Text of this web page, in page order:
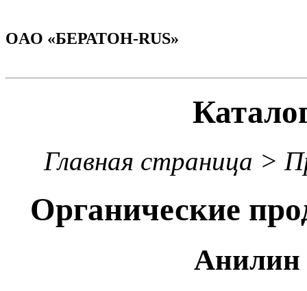
OAO «БЕРАТОН-RUS»
Главная страница >
Органические
Анилин